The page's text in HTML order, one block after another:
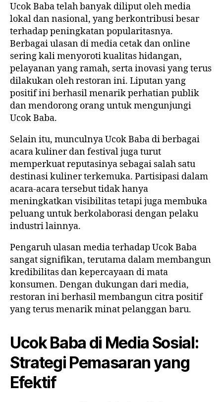
Ucok Baba telah banyak diliput oleh media
lokal dan nasional, yang berkontribusi besar
terhadap peningkatan popularitasnya.
Berbagai ulasan di media cetak dan online
sering kali menyoroti kualitas hidangan,
pelayanan yang ramah, serta inovasi yang terus
dilakukan oleh restoran ini. Liputan yang
positif ini berhasil menarik perhatian publik
dan mendorong orang untuk mengunjungi
Ucok Baba.
Selain itu, munculnya Ucok Baba di berbagai
acara kuliner dan festival juga turut
memperkuat reputasinya sebagai salah satu
destinasi kuliner terkemuka. Partisipasi dalam
acara-acara tersebut tidak hanya
meningkatkan visibilitas tetapi juga membuka
peluang untuk berkolaborasi dengan pelaku
industri lainnya.
Pengaruh ulasan media terhadap Ucok Baba
sangat signifikan, terutama dalam membangun
kredibilitas dan kepercayaan di mata
konsumen. Dengan dukungan dari media,
restoran ini berhasil membangun citra positif
yang terus menarik minat pelanggan baru.
Ucok Baba di Media Sosial:
Strategi Pemasaran yang
Efektif